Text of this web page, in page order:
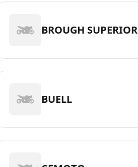
BROUGH SUPERIOR
BUELL